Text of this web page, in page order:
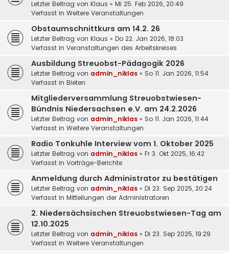
Letzter Beitrag von Klaus « Mi 25. Feb 2026, 20:49
Verfasst in Weitere Veranstaltungen
Obstaumschnittkurs am 14.2. 26
Letzter Beitrag von Klaus « Do 22. Jan 2026, 18:03
Verfasst in Veranstaltungen des Arbeitskreises
Ausbildung Streuobst-Pädagogik 2026
Letzter Beitrag von admin_niklas « So 11. Jan 2026, 11:54
Verfasst in Bieten
Mitgliederversammlung Streuobstwiesen-
Bündnis Niedersachsen e.V. am 24.2.2026
Letzter Beitrag von admin_niklas « So 11. Jan 2026, 11:44
Verfasst in Weitere Veranstaltungen
Radio Tonkuhle Interview vom 1. Oktober 2025
Letzter Beitrag von admin_niklas « Fr 3. Okt 2025, 16:42
Verfasst in Vorträge-Berichte
Anmeldung durch Administrator zu bestätigen
Letzter Beitrag von admin_niklas « Di 23. Sep 2025, 20:24
Verfasst in Mitteilungen der Administratoren
2. Niedersächsischen Streuobstwiesen-Tag am
12.10.2025
Letzter Beitrag von admin_niklas « Di 23. Sep 2025, 19:29
Verfasst in Weitere Veranstaltungen